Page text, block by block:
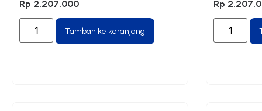
Rp 2.207.000
Tambah ke keranjang
Rp